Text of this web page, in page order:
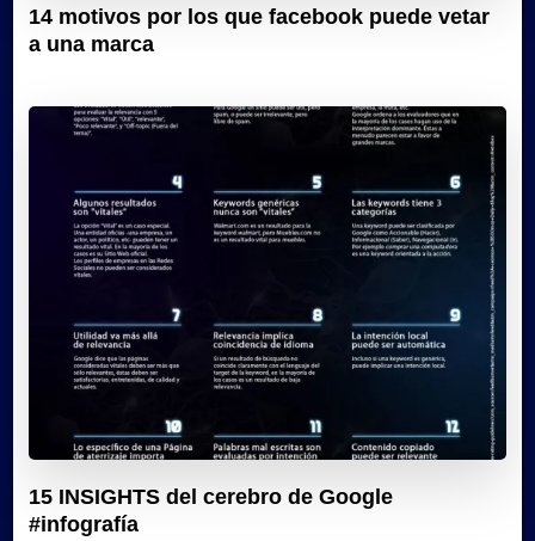
14 motivos por los que facebook puede vetar
a una marca
15 INSIGHTS del cerebro de Google
#infografía